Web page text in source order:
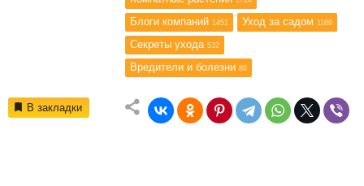
Блоги компаний 1451 Уход за садом 1169
Секреты ухода 532
Вредители и болезни 80
В закладки